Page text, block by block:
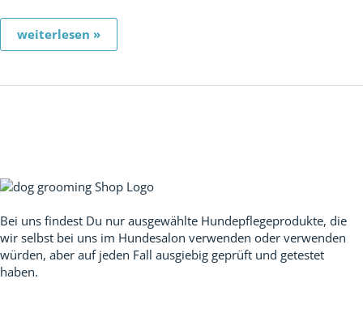
weiterlesen »
Bei uns findest Du nur ausgewählte Hundepflegeprodukte, die
wir selbst bei uns im Hundesalon verwenden oder verwenden
würden, aber auf jeden Fall ausgiebig geprüft und getestet
haben.